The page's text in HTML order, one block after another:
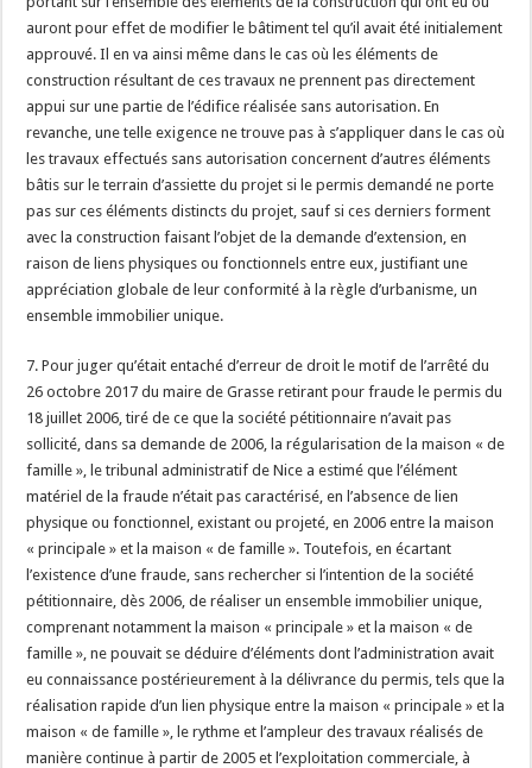
auront pour effet de modifier le bâtiment tel qu’il avait été initialement
approuvé. Il en va ainsi même dans le cas où les éléments de
construction résultant de ces travaux ne prennent pas directement
appui sur une partie de l’édifice réalisée sans autorisation. En
revanche, une telle exigence ne trouve pas à s’appliquer dans le cas où
les travaux effectués sans autorisation concernent d’autres éléments
bâtis sur le terrain d’assiette du projet si le permis demandé ne porte
pas sur ces éléments distincts du projet, sauf si ces derniers forment
avec la construction faisant l’objet de la demande d’extension, en
raison de liens physiques ou fonctionnels entre eux, justifiant une
appréciation globale de leur conformité à la règle d’urbanisme, un
ensemble immobilier unique.
7. Pour juger qu’était entaché d’erreur de droit le motif de l’arrêté du
26 octobre 2017 du maire de Grasse retirant pour fraude le permis du
18 juillet 2006, tiré de ce que la société pétitionnaire n’avait pas
sollicité, dans sa demande de 2006, la régularisation de la maison « de
famille », le tribunal administratif de Nice a estimé que l’élément
matériel de la fraude n’était pas caractérisé, en l’absence de lien
physique ou fonctionnel, existant ou projeté, en 2006 entre la maison
« principale » et la maison « de famille ». Toutefois, en écartant
l’existence d’une fraude, sans rechercher si l’intention de la société
pétitionnaire, dès 2006, de réaliser un ensemble immobilier unique,
comprenant notamment la maison « principale » et la maison « de
famille », ne pouvait se déduire d’éléments dont l’administration avait
eu connaissance postérieurement à la délivrance du permis, tels que la
réalisation rapide d’un lien physique entre la maison « principale » et la
maison « de famille », le rythme et l’ampleur des travaux réalisés de
manière continue à partir de 2005 et l’exploitation commerciale, à